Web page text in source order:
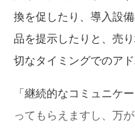
換を促したり、導入設
品を提示したりと、売
切なタイミングでのア
「継続的なコミュニケ
ってもらえますし、万